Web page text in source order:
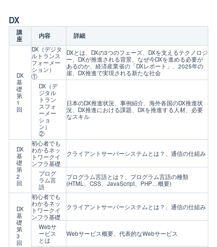
DX
講
座
内容 詳細
DX
基
礎
第
1
回
DX（デジタ
ルトランス
フォーメー
ション）
①
DXとは、DXの3つのフェーズ、DXを支えるテクノロジ
ー、DXが推進される背景、なぜ今DXを進める必要が
あるのか、経済産業省の「DXレポート」、2025年の
崖、DX推進で実現される新たな社会
DX（デ
ジタル
トラン
スフォ
ーメー
ショ
ン）
②
日本のDX推進状況、事例紹介、海外各国のDX推進状
況、DX推進における課題、DXを推進する人材、必要
なスキル
DX
基
礎
第
2
回
初心者でも
わかるネッ
トワークイ
ンフラ基礎
クライアントサーバーシステムとは？、通信の仕組み
プログ
ラム言
語
プログラム言語とは？、プログラム言語の種類
(HTML、CSS、JavaScript、PHP…概要)
DX
基
礎
第
3
回
初心者でも
わかるネッ
トワークイ
ンフラ基礎
クライアントサーバーシステムとは？、通信の仕組み
Webサ
ービス
とは
Webサービス概要、代表的なWebサービス